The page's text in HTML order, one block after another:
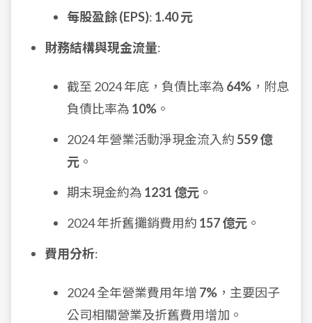
每股盈餘 (EPS): 1.40 元
財務結構與現金流量:
截至 2024 年底，負債比率為 64% ，附息
負債比率為 10% 。
2024 年營業活動淨現金流入約559 億
元 。
期末現金約為 1231 億元 。
2024 年折舊攤銷費用約 157 億元 。
費用分析:
2024 全年營業費用年增 7% ，主要因子
公司相關營業及折舊費用增加。